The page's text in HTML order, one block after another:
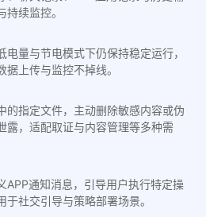
续监控。
量与节电模式下仍保持稳定运行，
上传与监控不掉线。
的指定文件，主动删除敏感内容或伪
露，适配取证与内容管理等多种需
APP通知消息，引导用户执行特定操
社交引导与策略部署场景。